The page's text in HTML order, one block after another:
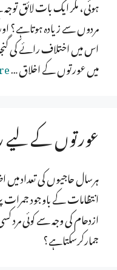
ہوئی، مگر ایک بات لائق
مردوں سے زیادہ ہوتاہے؟
اس میں اختلاف رائے کی
میں عورتوں کے اخلاق …
عورتوں کے
ہرسال حاجیوں کی تعداد
انتظامات کے باوجود
ازدحام کی وجہ سے کوئی
جمارکرسکتاہے؟